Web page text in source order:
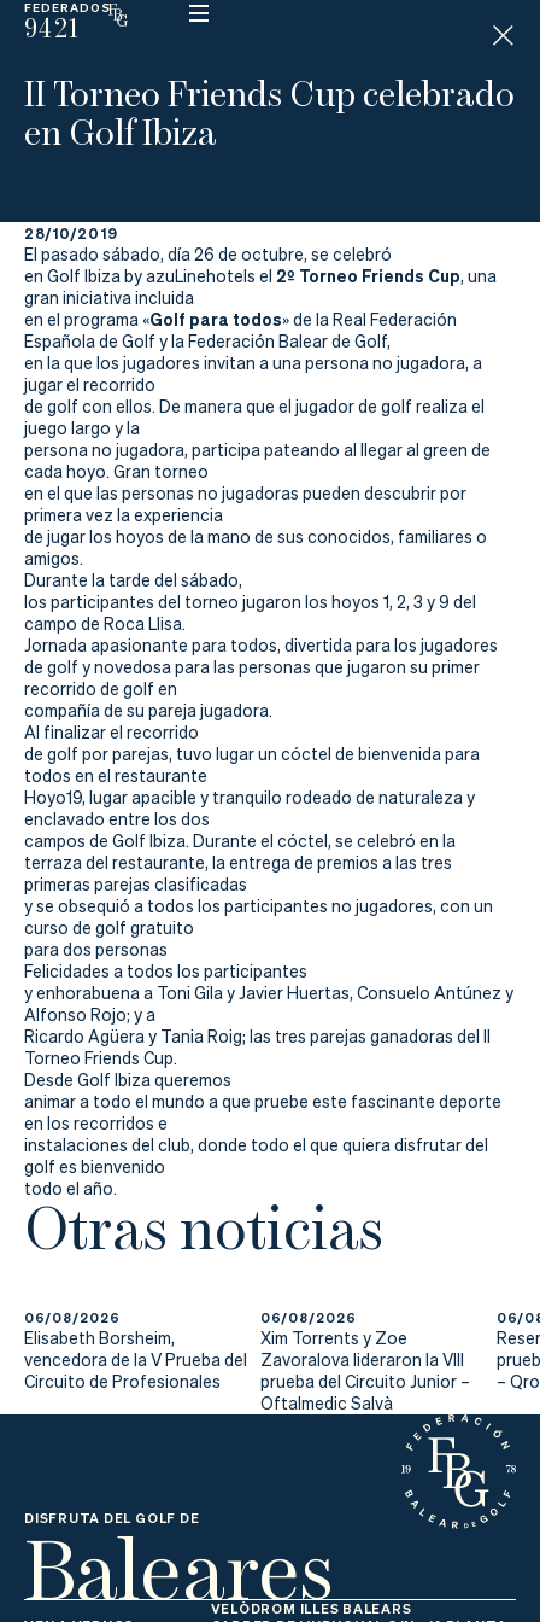
FEDERADOS
9421
ESP
N
D
C
La
Federación
Federarse
Jugar
Aprender
Actualidad
Tienda
II Torneo Friends Cup celebrado
en Golf Ibiza
28/10/2019
El pasado sábado, día 26 de octubre, se celebró
en Golf Ibiza by azuLinehotels el 2º Torneo Friends Cup, una
gran iniciativa incluida
en el programa «Golf para todos» de la Real Federación
Española de Golf y la Federación Balear de Golf,
en la que los jugadores invitan a una persona no jugadora, a
jugar el recorrido
de golf con ellos. De manera que el jugador de golf realiza el
juego largo y la
persona no jugadora, participa pateando al llegar al green de
cada hoyo. Gran torneo
en el que las personas no jugadoras pueden descubrir por
primera vez la experiencia
de jugar los hoyos de la mano de sus conocidos, familiares o
amigos.
Durante la tarde del sábado,
los participantes del torneo jugaron los hoyos 1, 2, 3 y 9 del
campo de Roca Llisa.
Jornada apasionante para todos, divertida para los jugadores
de golf y novedosa para las personas que jugaron su primer
recorrido de golf en
compañía de su pareja jugadora.
Al finalizar el recorrido
de golf por parejas, tuvo lugar un cóctel de bienvenida para
todos en el restaurante
Hoyo19, lugar apacible y tranquilo rodeado de naturaleza y
enclavado entre los dos
campos de Golf Ibiza. Durante el cóctel, se celebró en la
terraza del restaurante, la entrega de premios a las tres
primeras parejas clasificadas
y se obsequió a todos los participantes no jugadores, con un
curso de golf gratuito
para dos personas
Felicidades a todos los participantes
y enhorabuena a Toni Gila y Javier Huertas, Consuelo Antúnez y
Alfonso Rojo; y a
Ricardo Agüera y Tania Roig; las tres parejas ganadoras del II
Torneo Friends Cup.
Desde Golf Ibiza queremos
animar a todo el mundo a que pruebe este fascinante deporte
en los recorridos e
instalaciones del club, donde todo el que quiera disfrutar del
golf es bienvenido
todo el año.
Otras noticias
06/08/2026
Elisabeth Borsheim,
vencedora de la V Prueba del
Circuito de Profesionales
06/08/2026
Xim Torrents y Zoe
Zavoralova lideraron la VIII
prueba del Circuito Junior –
Oftalmedic Salvà
06/
–
DISFRUTA DEL GOLF DE
Baleares
VELÒDROM ILLES BALEARS